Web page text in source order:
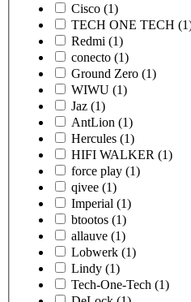
Cisco (1)
TECH ONE TECH
Redmi (1)
conecto (1)
Ground Zero (1)
WIWU (1)
Jaz (1)
AntLion (1)
Hercules (1)
HIFI WALKER (1)
force play (1)
qivee (1)
Imperial (1)
btootos (1)
allauve (1)
Lobwerk (1)
Lindy (1)
Tech-One-Tech (1)